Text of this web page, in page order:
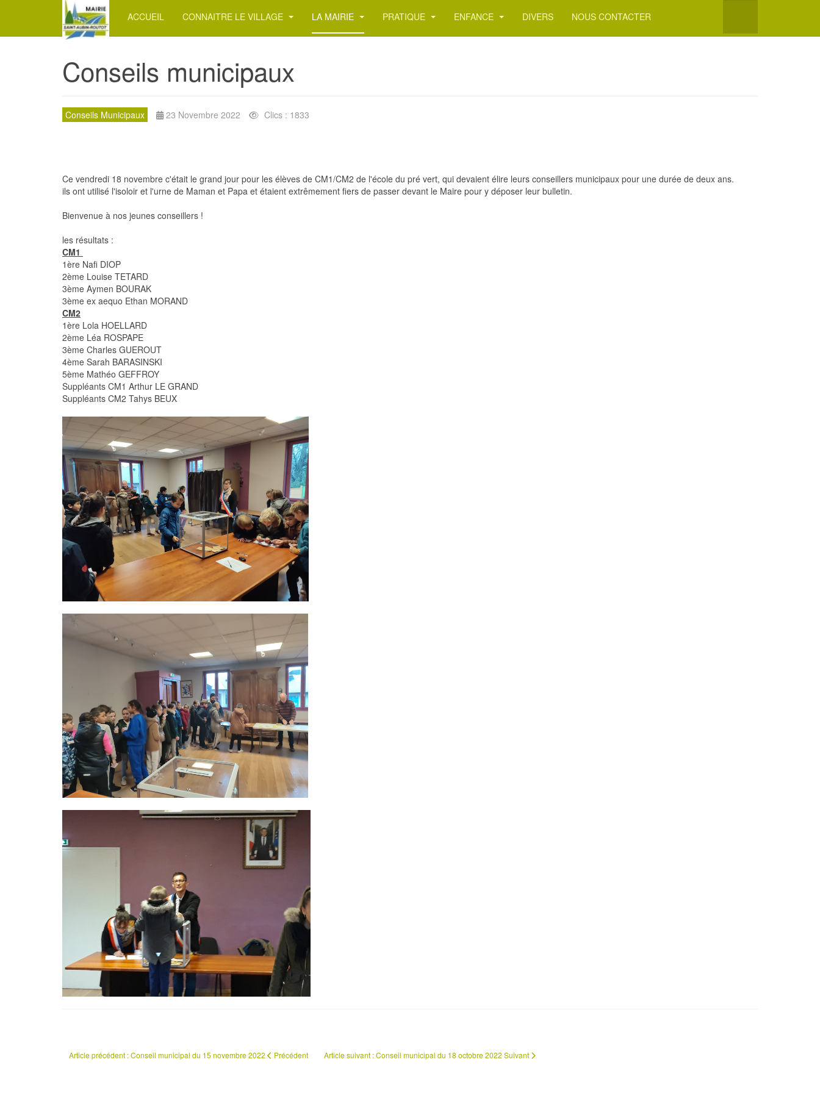
ACCUEIL CONNAITRE LE VILLAGE LA MAIRIE PRATIQUE ENFANCE DIVERS NOUS CONTACTER
Conseils municipaux
Conseils Municipaux 23 Novembre 2022 Clics : 1833
Ce vendredi 18 novembre c'était le grand jour pour les élèves de CM1/CM2 de l'école du pré vert, qui devaient élire leurs conseillers municipaux pour une durée de deux ans.
ils ont utilisé l'isoloir et l'urne de Maman et Papa et étaient extrêmement fiers de passer devant le Maire pour y déposer leur bulletin.
Bienvenue à nos jeunes conseillers !
les résultats :
CM1
1ère Nafi DIOP
2ème Louise TETARD
3ème Aymen BOURAK
3ème ex aequo Ethan MORAND
CM2
1ère Lola HOELLARD
2ème Léa ROSPAPE
3ème Charles GUEROUT
4ème Sarah BARASINSKI
5ème Mathéo GEFFROY
Suppléants CM1 Arthur LE GRAND
Suppléants CM2 Tahys BEUX
Article précédent : Conseil municipal du 15 novembre 2022 Précédent Article suivant : Conseil municipal du 18 octobre 2022 Suivant